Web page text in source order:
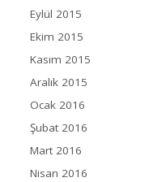
Eylül 2015
Ekim 2015
Kasım 2015
Aralık 2015
Ocak 2016
Şubat 2016
Mart 2016
Nisan 2016